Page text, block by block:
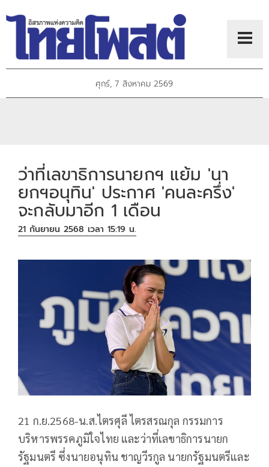
ศุกร์, 7 สิงหาคม 2569
ว่าที่เลขาธิการนายกฯ แย้ม 'นา
ยกฯอนุทิน' ประกาศ 'คนละครึ่ง'
จะกลับมาอีก 1 เดือน
21 กันยายน 2568 เวลา 15:19 น.
21 ก.ย.2568-น.ส.ไตรศุลี ไตรสรณกุล กรรมการ
บริหารพรรคภูมิใจไทย และว่าที่เลขาธิการนายก
รัฐมนตรี ซึ่งนายอนุทิน ชาญวีรกูล นายกรัฐมนตรีและ